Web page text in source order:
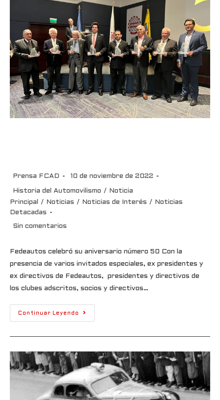
Prensa FCAD 10 de noviembre de 2022
Historia del Automovilismo /
Noticia
Principal
/ Noticias / Noticias de Interés /
Noticias
Detacadas
Sin comentarios
Fedeautos celebró su aniversario número 50 Con la
presencia de varios invitados especiales, ex presidentes y
ex directivos de Fedeautos, presidentes y directivos de
los clubes adscritos, socios y directivos…
Continuar Leyendo